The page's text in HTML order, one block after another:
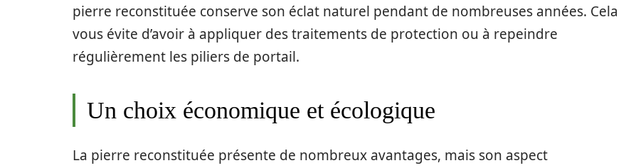
pierre reconstituée conserve son éclat naturel pendant de nombreuses années. Cela
vous évite d’avoir à appliquer des traitements de protection ou à repeindre
régulièrement les piliers de portail.
Un choix économique et écologique
La pierre reconstituée présente de nombreux avantages, mais son aspect